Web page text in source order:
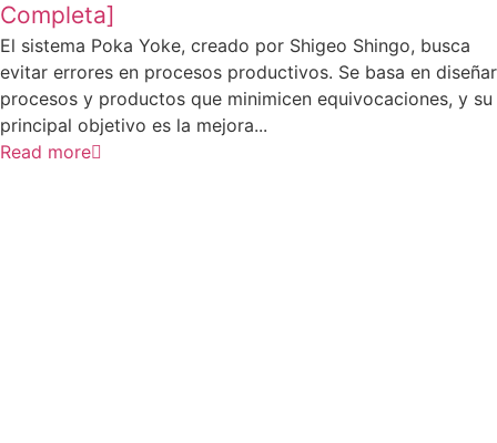
Completa]
El sistema Poka Yoke, creado por Shigeo Shingo, busca
evitar errores en procesos productivos. Se basa en diseñar
procesos y productos que minimicen equivocaciones, y su
principal objetivo es la mejora...
Read more